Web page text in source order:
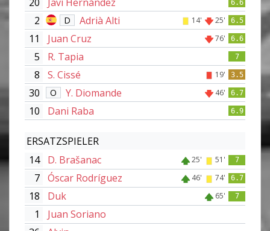
6.6
2 D Adrià Alti 14' 25' 6.5
11 Juan Cruz 76' 6.6
5 R. Tapia 7
8 S. Cissé 19' 3.5
30 O Y. Diomande 46' 6.7
10 Dani Raba 6.9
ERSATZSPIELER
14
D. Brašanac 25' 51' 7
7 Óscar Rodríguez 46' 74' 6.7
18 Duk 65' 7
1
Juan Soriano